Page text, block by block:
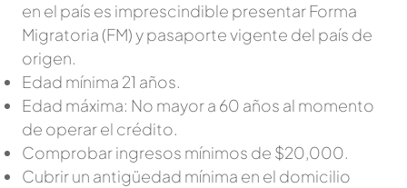
en el país es imprescindible presentar Forma
Migratoria (FM) y pasaporte vigente del país de
origen.
Edad mínima 21 años.
Edad máxima: No mayor a 60 años al momento
de operar el crédito.
Comprobar ingresos mínimos de $20,000.
Cubrir un antigüedad mínima en el domicilio